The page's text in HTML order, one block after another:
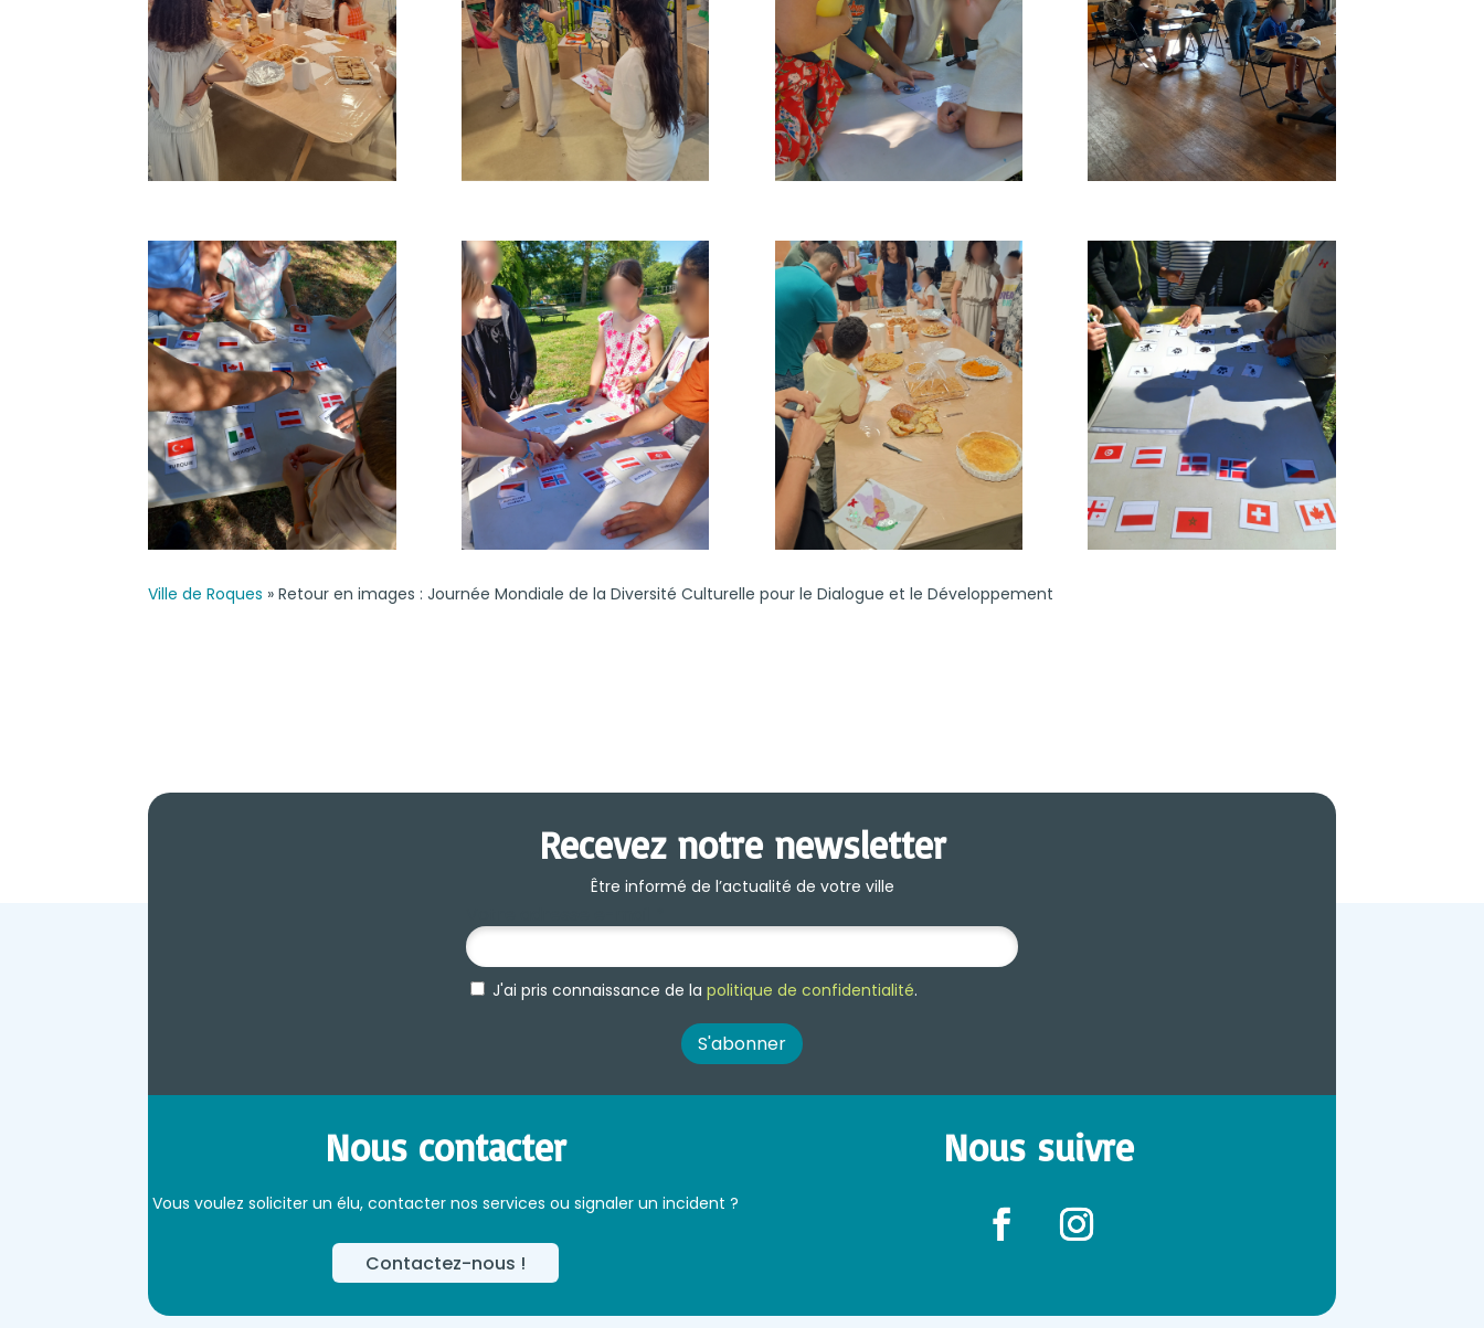
Ville de Roques »Retour en images : Journée Mondiale de la Diversité Culturelle pour le Dialogue et le Développement
Recevez notre newsletter
Être informé de l’actualité de votre ville
J'ai pris connaissance de la politique de confidentialité.
Nous contacter
Vous voulez soliciter un élu, contacter nos services ou signaler un incident ?
Contactez-nous !
Nous suivre